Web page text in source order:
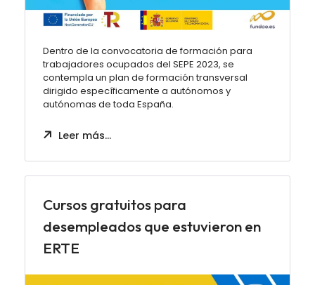
Dentro de la convocatoria de formación para
trabajadores ocupados del SEPE 2023, se
contempla un plan de formación transversal
dirigido específicamente a autónomos y
autónomas de toda España.
Leer más…
Cursos gratuitos para
desempleados que estuvieron en
ERTE